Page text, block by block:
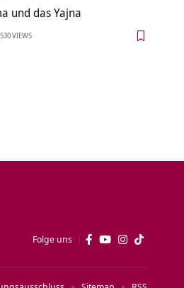
und das Yajna
530 VIEWS
Folge uns